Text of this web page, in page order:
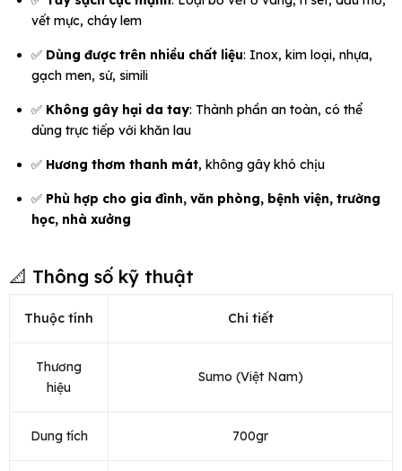
vết mực, cháy lem
✅ Dùng được trên nhiều chất liệu: Inox, kim loại, nhựa,
gạch men, sứ, simili
✅ Không gây hại da tay: Thành phần an toàn, có thể
dùng trực tiếp với khăn lau
✅ Hương thơm thanh mát, không gây khó chịu
✅ Phù hợp cho gia đình, văn phòng, bệnh viện, trường
học, nhà xưởng
📐 Thông số kỹ thuật
Thuộc tính Chi tiết
Thương
hiệu
Sumo (Việt Nam)
Dung tích 700gr